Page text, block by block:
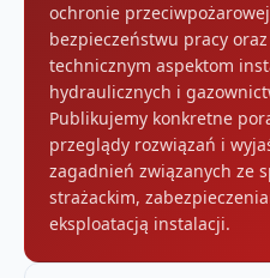
ochronie
bezpieczeństwu pracy oraz
technicznym aspektom
hydraulicznych i
Publikujemy konkretne
przeglądy rozwiązań i
zagadnień związanych ze
strażackim,
eksploatacją instalacji.